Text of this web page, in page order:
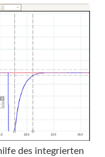
des integrierten